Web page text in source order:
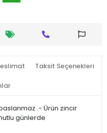
Taksit Seçenekleri
.- Ürün zincir
günlerde